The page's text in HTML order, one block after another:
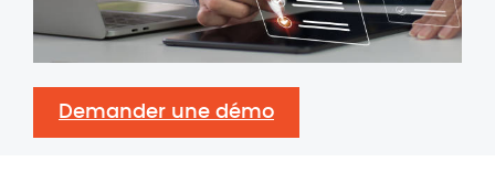
Demander une démo